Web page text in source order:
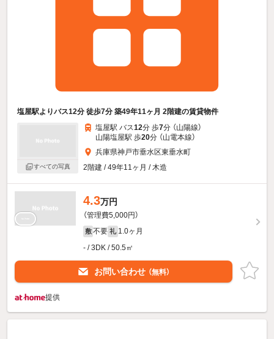
塩屋駅よりバス12分 徒歩7分 築49年11ヶ月 2階建の賃貸物件
すべての写真
塩屋駅 バス12分 歩7分 （山陽線）
山陽塩屋駅 歩20分 （山電本線）
兵庫県神戸市垂水区東垂水町
2階建 / 49年11ヶ月 / 木造
4.3万円
（管理費5,000円）
敷 不要 礼 1.0ヶ月
- / 3DK / 50.5㎡
お問い合わせ （無料）
提供